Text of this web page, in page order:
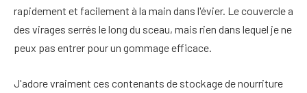
rapidement et facilement à la main dans l'évier. Le couvercle a
des virages serrés le long du sceau, mais rien dans lequel je ne
peux pas entrer pour un gommage efficace.
J'adore vraiment ces contenants de stockage de nourriture